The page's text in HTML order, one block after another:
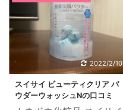
2022/2/10
スイサイ ビューティクリア パ
ウダーウォッシュNの口コミ